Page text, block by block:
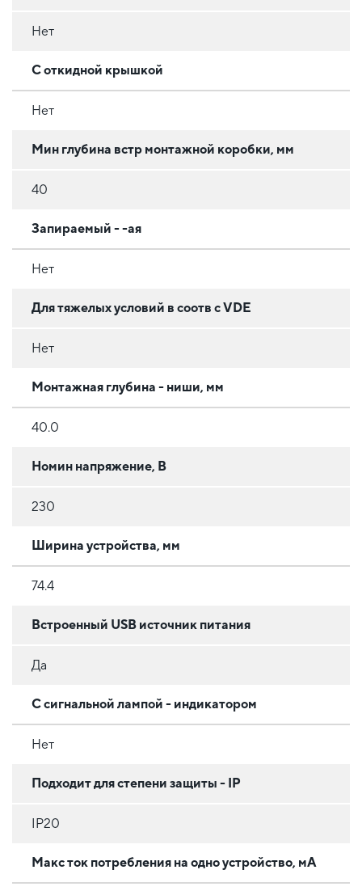
Нет
С откидной крышкой
Нет
Мин глубина встр монтажной коробки, мм
40
Запираемый - -ая
Нет
Для тяжелых условий в соотв с VDE
Нет
Монтажная глубина - ниши, мм
40.0
Номин напряжение, В
230
Ширина устройства, мм
74.4
Встроенный USB источник питания
Да
С сигнальной лампой - индикатором
Нет
Подходит для степени защиты - IP
IP20
Макс ток потребления на одно устройство, мА